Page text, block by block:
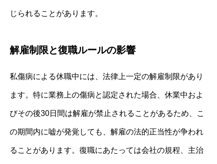
じられることがあります。
解雇制限と復職ルールの影響
私傷病による休職中には、法律上一定の解雇制限があり
ます。特に業務上の傷病と認定された場合、休業中およ
びその後30日間は解雇が禁止されることがあるため、こ
の期間内に嘘が発覚しても、解雇の法的正当性が争われ
ることがあります。復職にあたっては会社の規程、主治